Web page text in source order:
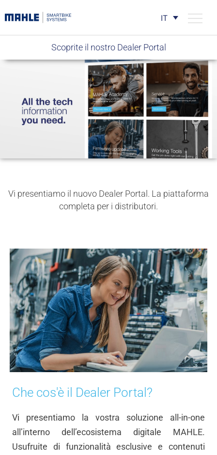
IT
Scoprite il nostro Dealer Portal
Vi presentiamo il nuovo Dealer Portal. La piattaforma
completa per i distributori.
Che cos'è il Dealer Portal?
Vi presentiamo la vostra soluzione all-in-one
all’interno dell’ecosistema digitale MAHLE.
Usufruite di funzionalità esclusive e contenuti